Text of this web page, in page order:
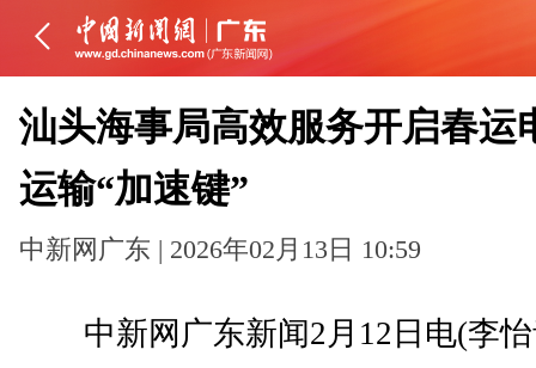
汕头海事局高效服务开启春运
运输“加速键”
中新网广东 | 2026年02月13日 10:59
中新网广东新闻2月12日电(李怡